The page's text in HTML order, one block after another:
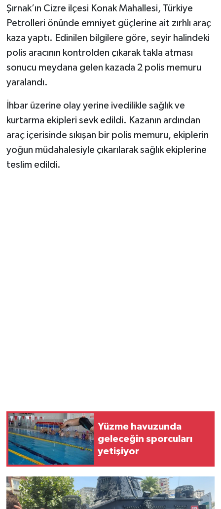
Şırnak’ın Cizre ilçesi Konak Mahallesi, Türkiye
Petrolleri önünde emniyet güçlerine ait zırhlı araç
kaza yaptı. Edinilen bilgilere göre, seyir halindeki
polis aracının kontrolden çıkarak takla atması
sonucu meydana gelen kazada 2 polis memuru
yaralandı.
İhbar üzerine olay yerine ivedilikle sağlık ve
kurtarma ekipleri sevk edildi. Kazanın ardından
araç içerisinde sıkışan bir polis memuru, ekiplerin
yoğun müdahalesiyle çıkarılarak sağlık ekiplerine
teslim edildi.
Yüzme havuzunda
geleceğin sporcuları
yetişiyor